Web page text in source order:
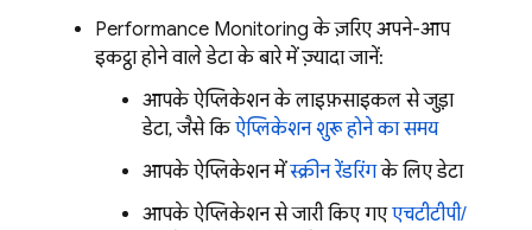
Performance Monitoring के ज़रिए अपने-आप
इकट्ठा होने वाले डेटा के बारे में ज़्यादा जानें:
आपके ऐप्लिकेशन के लाइफ़साइकल से जुड़ा
डेटा, जैसे किऐप्लिकेशन शुरू होने का समय
आपके ऐप्लिकेशन मेंस्क्रीन रेंडरिंगके लिए डेटा
आपके ऐप्लिकेशन से जारी किए गएएचटीटीपी/